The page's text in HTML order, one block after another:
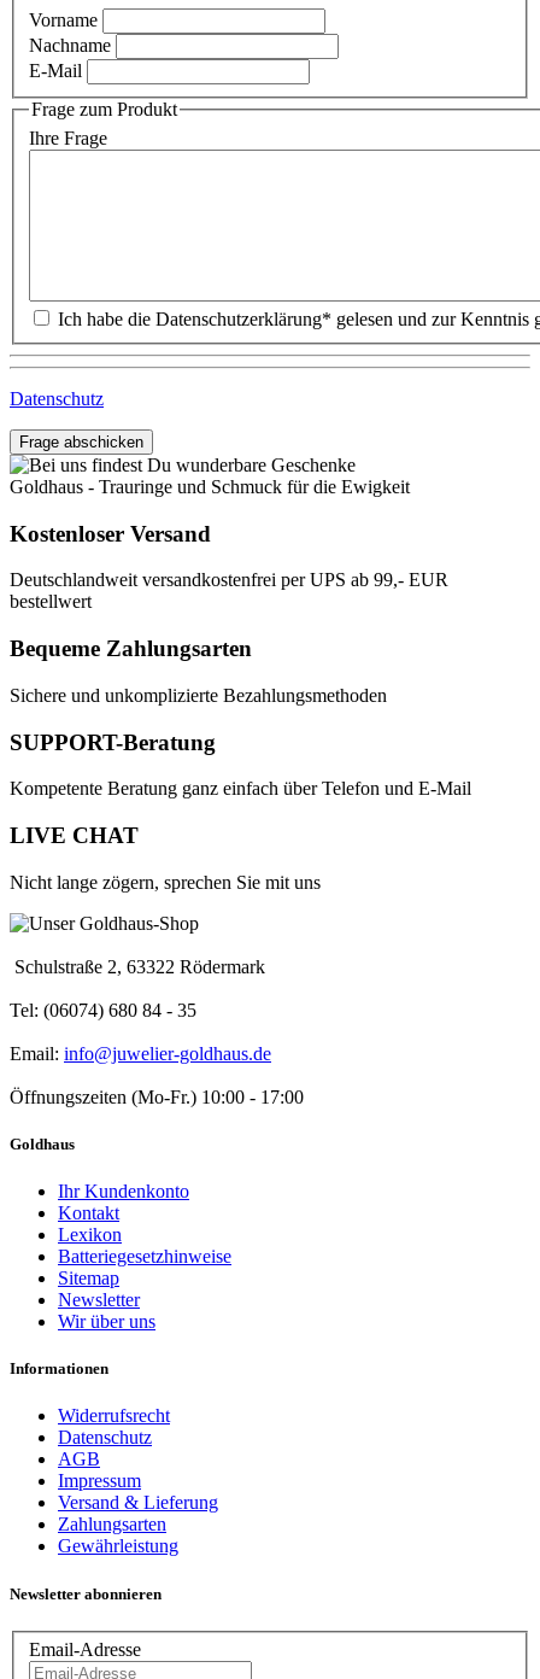
Vorname
Nachname
E-Mail
Frage zum Produkt
Ihre Frage
Datenschutz
Frage abschicken
Goldhaus - Trauringe und Schmuck für die Ewigkeit
Kostenloser Versand
Deutschlandweit versandkostenfrei per UPS ab 99,- EUR
bestellwert
Bequeme Zahlungsarten
Sichere und unkomplizierte Bezahlungsmethoden
SUPPORT-Beratung
Kompetente Beratung ganz einfach über Telefon und E-Mail
LIVE CHAT
Nicht lange zögern, sprechen Sie mit uns
Schulstraße 2, 63322 Rödermark
Tel: (06074) 680 84 - 35
Email: info@juwelier-goldhaus.de
Öffnungszeiten (Mo-Fr.) 10:00 - 17:00
Goldhaus
Ihr Kundenkonto
Kontakt
Lexikon
Batteriegesetzhinweise
Sitemap
Newsletter
Wir über uns
Informationen
Widerrufsrecht
Datenschutz
AGB
Impressum
Versand & Lieferung
Zahlungsarten
Gewährleistung
Newsletter abonnieren
Email-Adresse